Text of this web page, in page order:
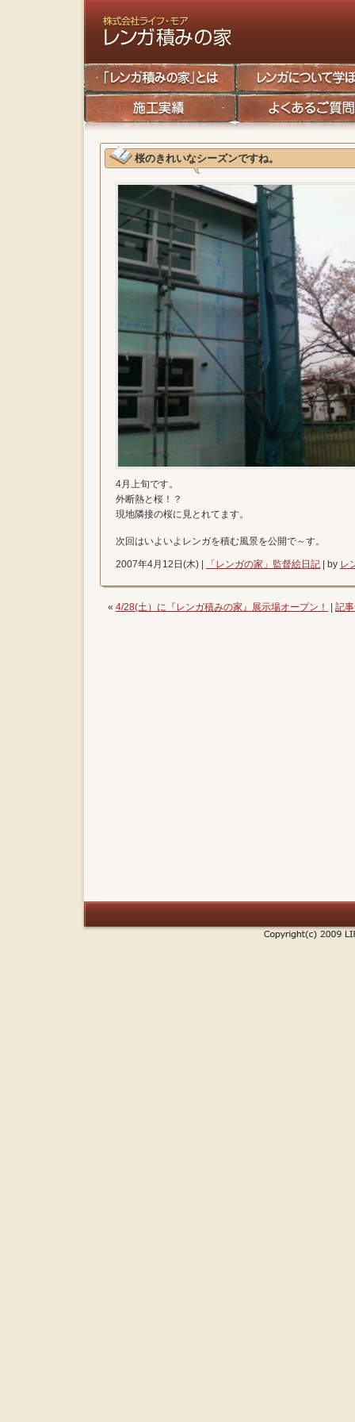
桜のきれいなシーズンですね。
4月上旬です。
外断熱と桜！？
現地隣接の桜に見とれてます。
次回はいよいよレンガを積む風景を公開で～す。
2007年4月12日(木) | 「レンガの家」監督絵日記 | by レ
« 4/28(土）に『レンガ積みの家』展示場オープン！ | 記